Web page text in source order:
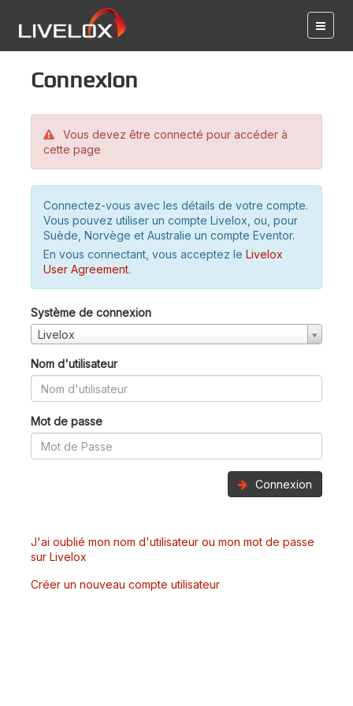
Connexion
Vous devez être connecté pour accéder à
cette page
Connectez-vous avec les détails de votre compte.
Vous pouvez utiliser un compte Livelox, ou, pour
Suède, Norvège et Australie un compte Eventor.
En vous connectant, vous acceptez le Livelox
User Agreement.
Système de connexion
Livelox
Nom d'utilisateur
Mot de passe
Connexion
J'ai oublié mon nom d'utilisateur ou mon mot de passe
sur Livelox
Créer un nouveau compte utilisateur